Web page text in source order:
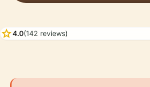
star4.0(142 reviews)